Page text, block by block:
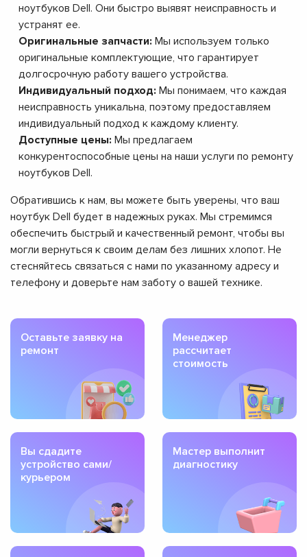
ноутбуков Dell. Они быстро выявят неисправность и
устранят ее.
Оригинальные запчасти: Мы используем только
оригинальные комплектующие, что гарантирует
долгосрочную работу вашего устройства.
Индивидуальный подход: Мы понимаем, что каждая
неисправность уникальна, поэтому предоставляем
индивидуальный подход к каждому клиенту.
Доступные цены: Мы предлагаем
конкурентоспособные цены на наши услуги по ремонту
ноутбуков Dell.
Обратившись к нам, вы можете быть уверены, что ваш
ноутбук Dell будет в надежных руках. Мы стремимся
обеспечить быстрый и качественный ремонт, чтобы вы
могли вернуться к своим делам без лишних хлопот. Не
стесняйтесь связаться с нами по указанному адресу и
телефону и доверьте нам заботу о вашей технике.
Оставьте заявку на
ремонт
Менеджер
рассчитает
стоимость
Вы сдадите
устройство сами/
курьером
Мастер выполнит
диагностику